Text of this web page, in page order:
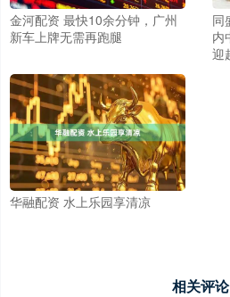
金河配资 最快10余分钟，广州
新车上牌无需再跑腿
同
内
迎
华融配资 水上乐园享清凉
相关评论